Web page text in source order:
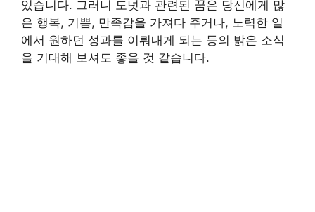
있습니다. 그러니 도넛과 관련된 꿈은 당신에게 많
은 행복, 기쁨, 만족감을 가져다 주거나, 노력한 일
에서 원하던 성과를 이뤄내게 되는 등의 밝은 소식
을 기대해 보셔도 좋을 것 같습니다.